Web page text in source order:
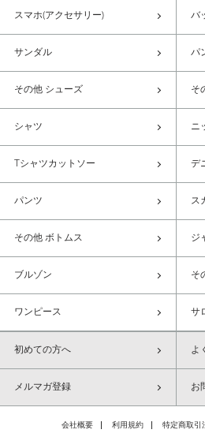
スマホ(アクセサリー) バ
サンダル パ
その他 シューズ そ
シャツ ニ
Tシャツカットソー デ
パンツ ス
その他 ボトムス ジ
ブルゾン そ
ワンピース サ
初めての方へ よ
メルマガ登録 お
会社概要 利用規約 特定商取引